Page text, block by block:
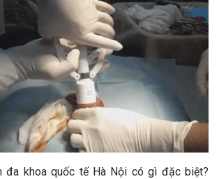
đa khoa quốc tế Hà Nội có gì đặc biệt?